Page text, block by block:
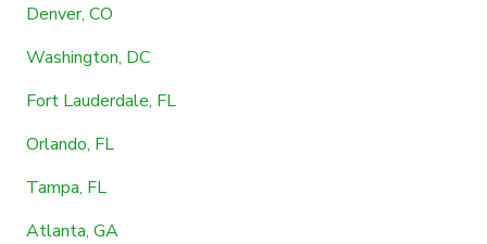
Denver, CO
Washington, DC
Fort Lauderdale, FL
Orlando, FL
Tampa, FL
Atlanta, GA